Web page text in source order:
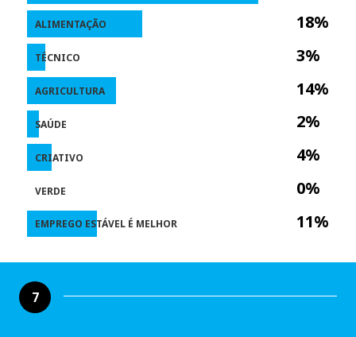
18%
3%
14%
2%
4%
0%
11%
ALIMENTAÇÃO
TÉCNICO
AGRICULTURA
SAÚDE
CRIATIVO
VERDE
EMPREGO ESTÁVEL É MELHOR
7